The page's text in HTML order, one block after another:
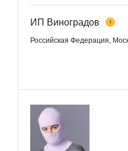
ИП Виноградов 1
Российская Федерация,